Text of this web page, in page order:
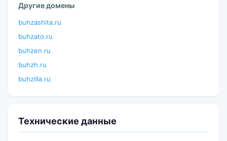
Другие домены
buhzashita.ru
buhzato.ru
buhzen.ru
buhzh.ru
buhzilla.ru
Технические данные